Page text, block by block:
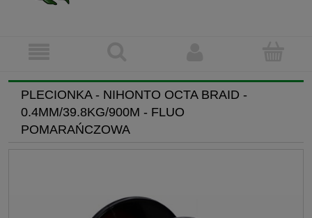
PLECIONKA - NIHONTO OCTA BRAID -
0.4MM/39.8KG/900M - FLUO
POMARAŃCZOWA